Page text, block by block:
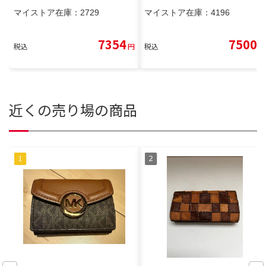
マイストア在庫： 2729
税込 7354円
マイストア在庫： 4196
税込 7500
近くの売り場の商品